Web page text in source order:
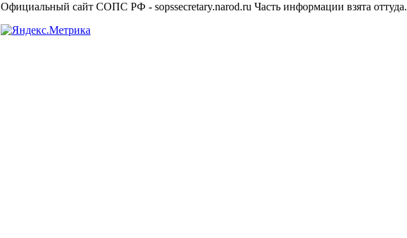
Официальный сайт СОПС РФ - sopssecretary.narod.ru Часть информации взята оттуда.